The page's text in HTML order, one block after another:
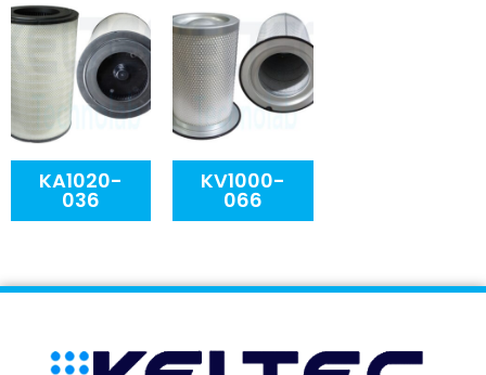
KA1020-
036
KV1000-
066